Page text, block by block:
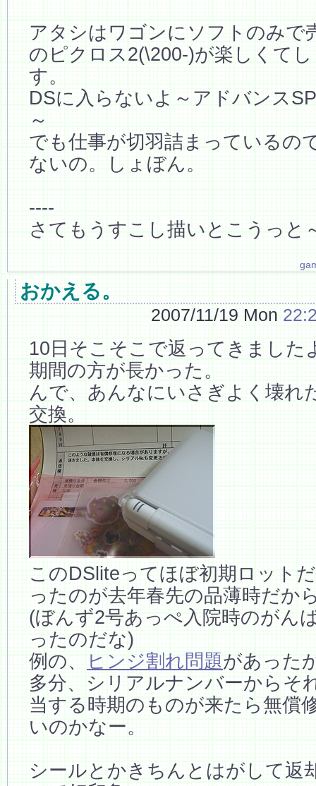
アタシはワゴンにソフトのみで
のピクロス2(\200-)が楽しくて
す。
DSに入らないよ～アドバンス
～
でも仕事が切羽詰まっているの
ないの。しょぼん。
----
さてもうすこし描いとこうっと
おかえる。
2007/11/19 Mon
10日そこそこで返ってきました
期間の方が長かった。
んで、あんなにいさぎよく壊れ
交換。
このDSliteってほぼ初期ロット
ったのが去年春先の品薄時だか
(ぼんず2号あっぺ入院時のがん
ったのだな)
例の、
ヒンジ割れ問題があった
多分、シリアルナンバーからそ
当する時期のものが来たら無償
いのかなー。
シールとかきちんとはがして返